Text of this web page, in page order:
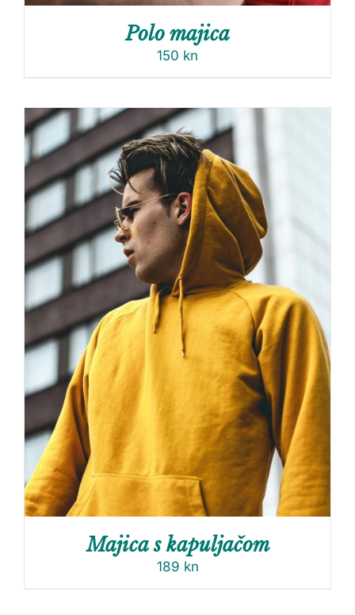
Polo majica
150 kn
Majica s kapuljačom
189 kn